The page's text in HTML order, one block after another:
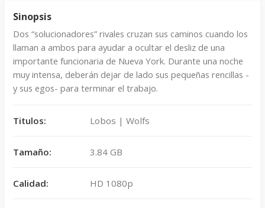
Sinopsis
Dos “solucionadores” rivales cruzan sus caminos cuando los
llaman a ambos para ayudar a ocultar el desliz de una
importante funcionaria de Nueva York. Durante una noche
muy intensa, deberán dejar de lado sus pequeñas rencillas -
y sus egos- para terminar el trabajo.
Titulos: Lobos | Wolfs
Tamaño: 3.84 GB
Calidad: HD 1080p